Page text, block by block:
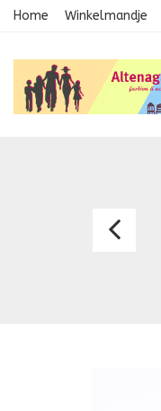
Home Winkelmandje